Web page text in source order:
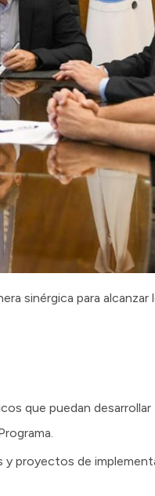
sinérgica para
que puedan desarrollar
proyectos de